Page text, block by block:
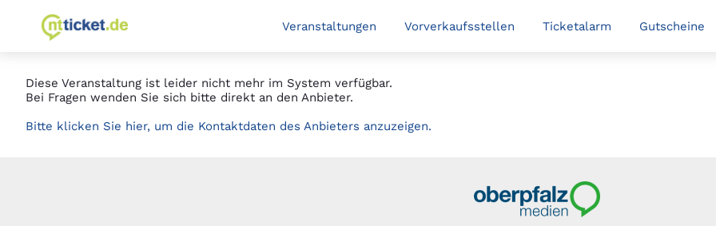
zur Startseite
Springe
zum
Veranstaltungen Vorverkaufsstellen Ticketalarm Gutscheine
Diese Veranstaltung ist leider nicht mehr im System verfügbar.
Bei Fragen wenden Sie sich bitte direkt an den Anbieter.
Bitte klicken Sie hier, um die Kontaktdaten des Anbieters anzuzeigen.
Oberpfalzmedien